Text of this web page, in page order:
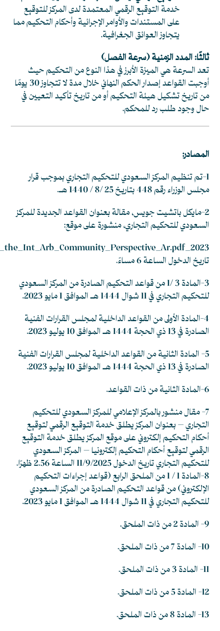
خدمة التوقيع الرقمي المعتمدة لدى المركز للتوقيع
على المستندات والأوامر الإجرائية وأحكام التحكيم مما
يتجاوز العوائق الجغرافية.
ثالثًا: المدد الزمنية (سرعة الفصل)
تعد السرعة هي الميزة الأبرز في هذا النوع من التحكيم حيث
أوجبت القواعد إصدار الحكم النهائي خلال مدة لا تتجاوز 30 يومًا
من تاريخ تشكيل هيئة التحكيم أو من تاريخ تأكيد التعيين في
حال وجود طلب رد للمحكم.
المصادر:
1-تم تنظيم المركز السعودي للتحكيم التجاري بموجب قرار
مجلس الوزراء رقم 448 بتاريخ 25 /8 / 1440 هـ.
2-مايكل باتشيت جويس، مقالة بعنوان القواعد الجديدة للمركز
السعودي للتحكيم التجاري، منشورة على موقع:
2023_SCCA_Rules_From_the_Int_Arb_Community_Perspective_Ar.pdf
تاريخ الدخول الساعة 6 مساءً.
3-المادة 3 /1 من قواعد التحكيم الصادرة من المركز السعودي
للتحكيم التجاري في 11 شوال 1444 هـ الموافق 1 مايو 2023.
4-المادة الأولى من القواعد الداخلية لمجلس القرارات الفنية
الصادرة في 13 ذي الحجة 1444 هـ الموافق 10 يوليو 2023.
5- المادة الثانية من القواعد الداخلية لمجلس القرارات الفنية
الصادرة في 13 ذي الحجة 1444 هـ الموافق 10 يوليو 2023.
6-المادة الثانية من ذات القواعد.
7- مقال منشور بالمركز الإعلامي للمركز السعودي للتحكيم
التجاري – بعنوان المركز يطلق خدمة التوقيع الرقمي لتوقيع
أحكام التحكيم إلكتروني على موقعالمركز يطلق خدمة التوقيع
الرقمي لتوقيع أحكام التحكيم إلكترونيا – المركز السعودي
للتحكيم التجاريتاريخ الدخول 11/9/2025 الساعة 2.56 ظهرًا.
8-المادة 1 / 1 من الملحق الرابع (قواعد إجراءات التحكيم
الإلكتروني) من قواعد التحكيم الصادرة من المركز السعودي
للتحكيم التجاري في 11 شوال 1444 هـ الموافق 1 مايو 2023.
9- المادة 2 من ذات الملحق.
10- المادة 7 من ذات الملحق.
11- المادة 3 من ذات الملحق.
12- المادة 5 من ذات الملحق.
13- المادة 8 من ذات الملحق.